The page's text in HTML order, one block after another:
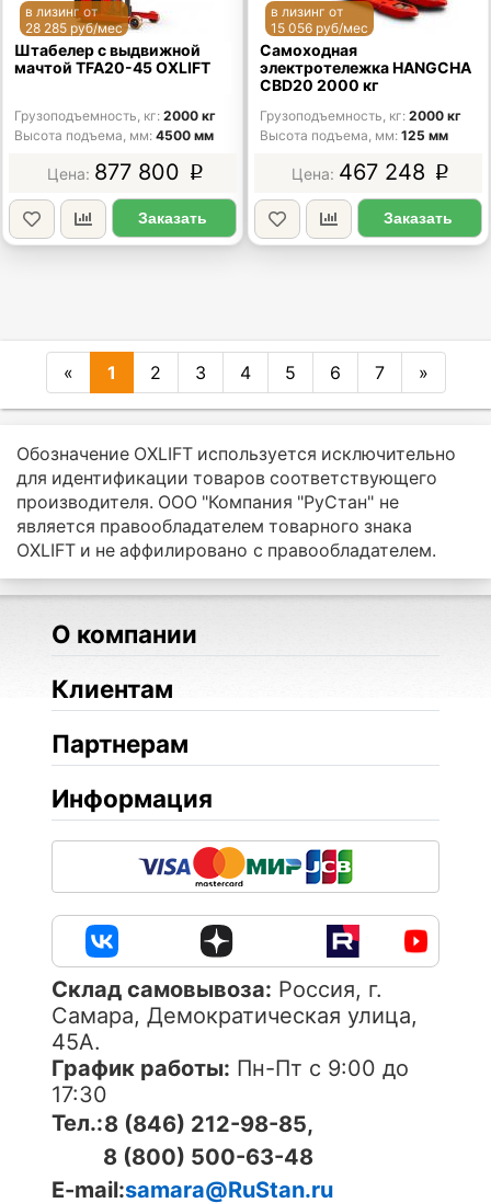
в лизинг от
28 285 руб/мес
Штабелер с выдвижной
мачтой TFA20-45 OXLIFT
Грузоподъемность, кг 2000 кг
Высота подъема, мм 4500 мм
877 800 p
Заказать
в лизинг от
15 056 руб/мес
Самоходная
электротележка HANGCHA
CBD20 2000 кг
Грузоподъемность, кг 2000 кг
Высота подъема, мм 125 мм
467 248 p
Заказать
« 1 2 3 4 5 6 7 »
Обозначение OXLIFT используется исключительно
для идентификации товаров соответствующего
производителя. ООО "Компания "РуСтан" не
является правообладателем товарного знака
OXLIFT и не аффилировано с правообладателем.
О компании
Клиентам
Партнерам
Информация
Cклад самовывоза: Россия, г.
Самара, Демократическая улица,
45А.
График работы: Пн-Пт с 9:00 до
17:30
Тел.:8 (846) 212-98-85,
8 (800) 500-63-48
E-mail:samara@RuStan.ru